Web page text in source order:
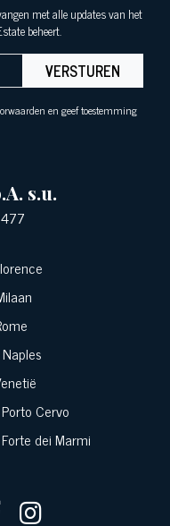
met alle updates van het
beheert.
VERSTUREN
en geef toestemming
s.u.
Cervo
dei Marmi